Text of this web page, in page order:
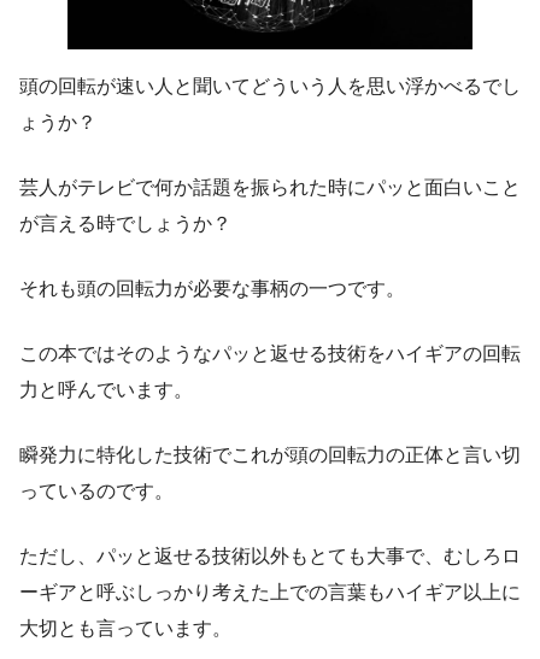
頭の回転が速い人と聞いてどういう人を思い浮かべるでし
ょうか？
芸人がテレビで何か話題を振られた時にパッと面白いこと
が言える時でしょうか？
それも頭の回転力が必要な事柄の一つです。
この本ではそのようなパッと返せる技術をハイギアの回転
力 と呼んでいます。
瞬発力に特化した技術でこれが頭の回転力の正体と言い切
っているのです。
ただし、パッと返せる技術以外もとても大事で、むしろロ
ーギアと呼ぶしっかり考えた上での言葉もハイギア以上に
大切とも言っています。